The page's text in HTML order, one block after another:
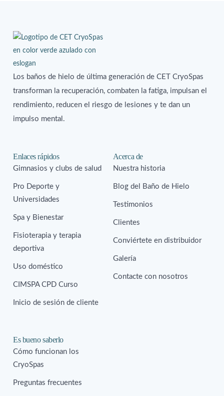
Los baños de hielo de última generación de CET CryoSpas
transforman la recuperación, combaten la fatiga, impulsan el
rendimiento, reducen el riesgo de lesiones y te dan un
impulso mental.
Enlaces rápidos
Gimnasios y clubs de salud
Pro Deporte y
Universidades
Spa y Bienestar
Fisioterapia y terapia
deportiva
Uso doméstico
CIMSPA CPD Curso
Inicio de sesión de cliente
Acerca de
Nuestra historia
Blog del Baño de Hielo
Testimonios
Clientes
Conviértete en distribuidor
Galería
Contacte con nosotros
Es bueno saberlo
Cómo funcionan los
CryoSpas
Preguntas frecuentes